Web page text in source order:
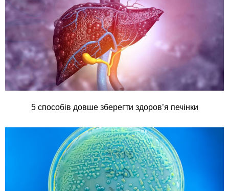
5 способів довше зберегти здоров’я печінки